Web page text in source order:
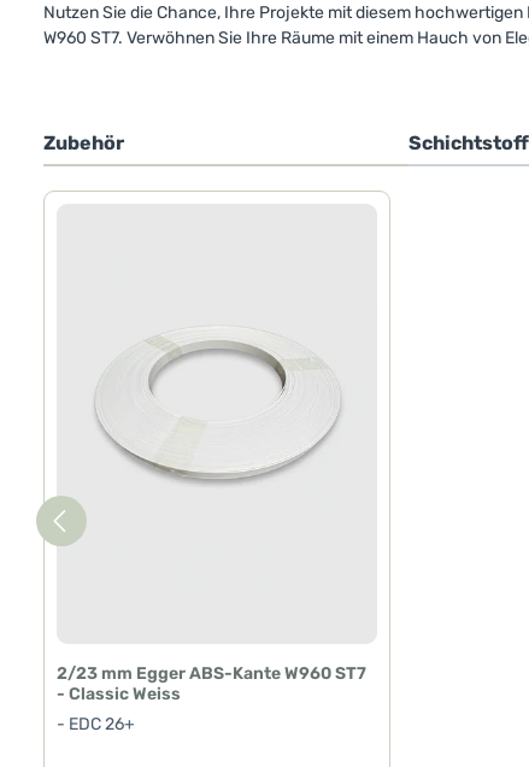
Nutzen Sie die Chance, Ihre Projekte mit diesem
W960 ST7. Verwöhnen Sie Ihre Räume mit einem Hauch von
Zubehör
Produktgalerie überspringen
2/23 mm Egger ABS-Kante W960 ST7
- Classic Weiss
- EDC 26+